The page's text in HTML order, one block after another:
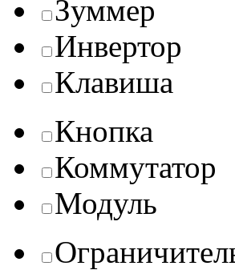
Зуммер
Инвертор
Клавиша
Кнопка
Коммутатор
Модуль